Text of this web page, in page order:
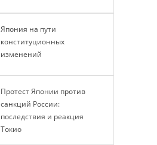
Япония на пути
конституционных
изменений
Протест Японии против
санкций России:
последствия и реакция
Токио